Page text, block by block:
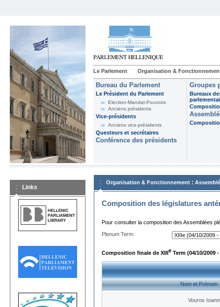
Le Parlement Organisation &
Bureau du Parlement
Le Président du Parlement
Election-Mandat-Pouvoirs
Anciens présidents
Vice-présidents
Anciens vice-présidents
Questeurs et secrétaires
Conférence des présidents
Groupes
Bureaux
Links
Organisation & Fonctionnement :
Composition des législatures
Pour consulter la composition des Assemblées
Plenum Term:
Composition finale de XIIIe Term (04/10/2009 -
Nom et Prénom
Vouros